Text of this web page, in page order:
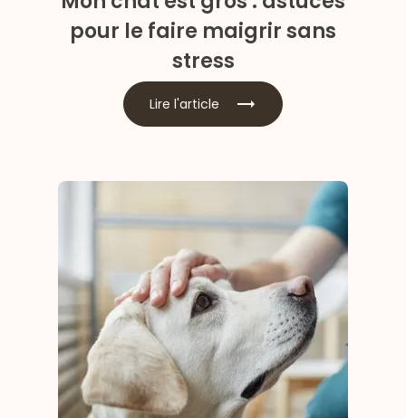
pour le faire maigrir sans
stress
Lire l'article